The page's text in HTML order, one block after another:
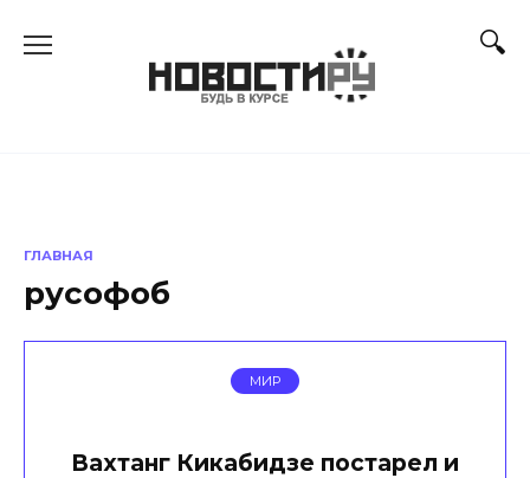
ГЛАВНАЯ
русофоб
МИР
Вахтанг Кикабидзе постарел и